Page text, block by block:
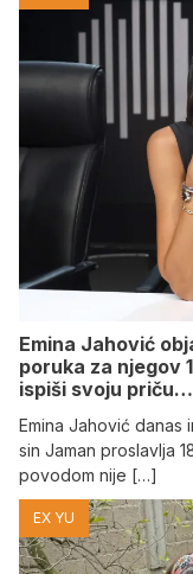
Emina Jahović
poruka za njegov
ispiši svoju priču…
Emina Jahović danas
sin Jaman proslavlja
povodom nije […]
EX YU